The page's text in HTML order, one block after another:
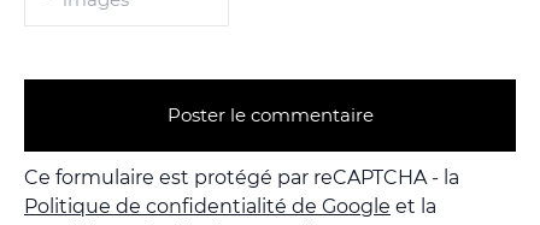
Poster le commentaire
Ce formulaire est protégé par reCAPTCHA - la
Politique de confidentialité de Google et la